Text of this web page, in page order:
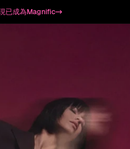
已成為Magnific